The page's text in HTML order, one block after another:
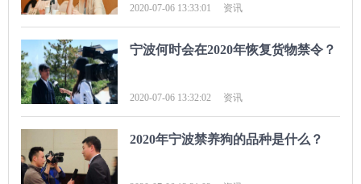
2020-07-06 13:33:01 资讯
宁波何时会在2020年恢复货物禁令？
2020-07-06 13:32:02 资讯
2020年宁波禁养狗的品种是什么？